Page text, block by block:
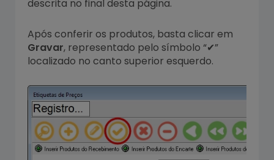
descrita no final desta página.
Após conferir os produtos, basta clicar em
Gravar, representado pelo símbolo “✔”
localizado no canto superior esquerdo.